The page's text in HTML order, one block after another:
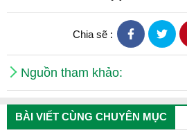
Chia sẽ :
Nguồn tham khảo:
BÀI VIẾT CÙNG CHUYÊN MỤC